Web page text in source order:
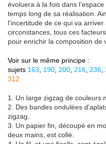
évoluera à la fois dans
temps long de sa réalisation.
l'incertitude de ce qui va
circonstances, tous ces
pour enrichir la composition de
Voir sur le même principe :
sujets 163 190 200 216 236
312
1. Un large zigzag de couleurs
2. Des bandes ondulées
zigzag.
3. Un papier fin, découpé en
deux mains, est collé.